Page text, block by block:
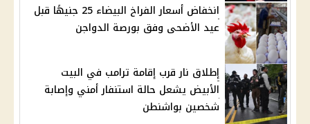
انخفاض أسعار الفراخ البيضاء 25 جنيهًا قبل
عيد الأضحى وفق بورصة الدواجن
إطلاق نار قرب إقامة ترامب في البيت
الأبيض يشعل حالة استنفار أمني وإصابة
شخصين بواشنطن